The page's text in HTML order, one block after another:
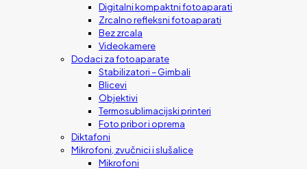
Digitalni kompaktni fotoaparati
Zrcalno refleksni fotoaparati
Bez zrcala
Videokamere
Dodaci za fotoaparate
Stabilizatori – Gimbali
Blicevi
Objektivi
Termosublimacijski printeri
Foto pribor i oprema
Diktafoni
Mikrofoni, zvučnici i slušalice
Mikrofoni